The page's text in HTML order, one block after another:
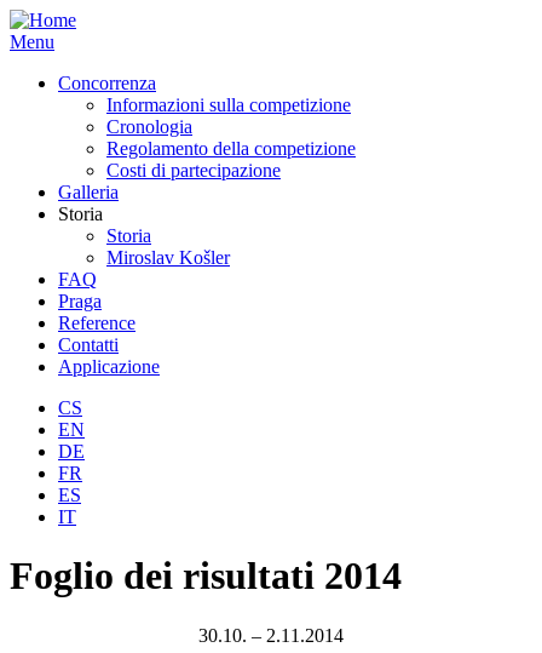
Salta
al
principale
Hlavní
navigace
Menu
Concorrenza
Informazioni sulla competizione
Cronologia
Regolamento della competizione
Costi di partecipazione
Galleria
Storia
Storia
Miroslav Košler
FAQ
Praga
Reference
Contatti
Applicazione
CS
EN
DE
FR
ES
IT
Foglio dei risultati 2014
30.10. – 2.11.2014